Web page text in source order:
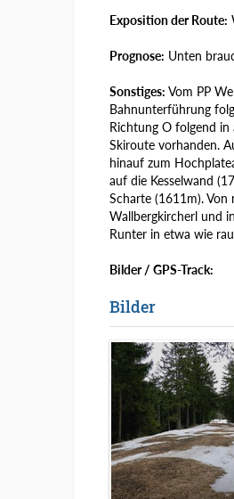
Exposition der Route:
Prognose: Unten
Sonstiges: Vom PP
Bahnunterführung
Richtung O folgend in
Skiroute vorhanden.
hinauf zum
auf die Kesselwand
Scharte (1611m).
Wallbergkircherl und
Runter in etwa wie
Bilder / GPS-Track:
Bilder